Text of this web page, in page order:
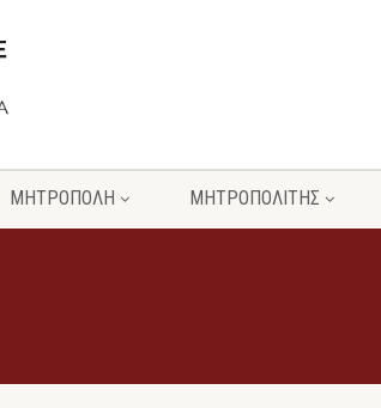
ΜΗΤΡΟΠΟΛΗ ΜΗΤΡΟΠΟΛΙΤΗΣ